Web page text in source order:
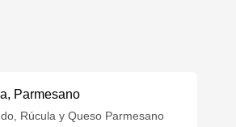
Parmesano
Rúcula y Queso Parmesano